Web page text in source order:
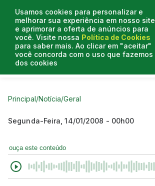
Usamos cookies para personalizar e
melhorar sua experiência em nosso site
e aprimorar a oferta de anúncios para
você. Visite nossa Política de Cookies
para saber mais. Ao clicar em "aceitar"
você concorda com o uso que fazemos
dos cookies
Curtas do Poder
Principal/Notícia/Geral
Segunda-Feira, 14/01/2008 - 00h00
ouça este conteúdo